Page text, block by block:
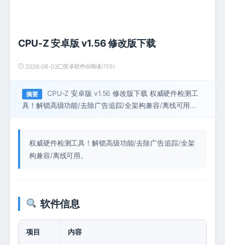
CPU-Z 安卓版 v1.56 修改版下载
2026-06-03 安卓软件 阅读(155)
CPU-Z 安卓版 v1.56 修改版下载 权威硬件检测工
具！解锁高级功能/去除广告追踪/全架构兼容/离线可用…
权威硬件检测工具！解锁高级功能/去除广告追踪/全架
构兼容/离线可用。
软件信息
项目 内容